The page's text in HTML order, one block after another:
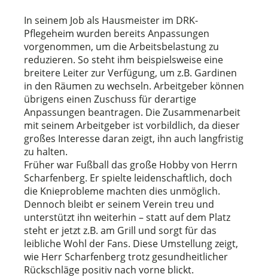
In seinem Job als Hausmeister im DRK-
Pflegeheim wurden bereits Anpassungen
vorgenommen, um die Arbeitsbelastung zu
reduzieren. So steht ihm beispielsweise eine
breitere Leiter zur Verfügung, um z.B. Gardinen
in den Räumen zu wechseln. Arbeitgeber können
übrigens einen Zuschuss für derartige
Anpassungen beantragen. Die Zusammenarbeit
mit seinem Arbeitgeber ist vorbildlich, da dieser
großes Interesse daran zeigt, ihn auch langfristig
zu halten.
Früher war Fußball das große Hobby von Herrn
Scharfenberg. Er spielte leidenschaftlich, doch
die Knieprobleme machten dies unmöglich.
Dennoch bleibt er seinem Verein treu und
unterstützt ihn weiterhin – statt auf dem Platz
steht er jetzt z.B. am Grill und sorgt für das
leibliche Wohl der Fans. Diese Umstellung zeigt,
wie Herr Scharfenberg trotz gesundheitlicher
Rückschläge positiv nach vorne blickt.